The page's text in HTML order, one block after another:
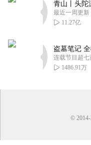
最近一周更新
11.27亿
连载节目超七
1486.91万
© 2014-